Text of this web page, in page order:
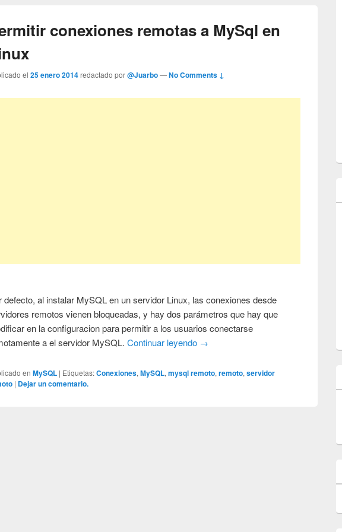
conexiones remotas a MySql en
el25 enero 2014redactado por@Juarbo—No Comments ↓
defecto, al instalar MySQL en un servidor Linux, las conexiones desde
remotos vienen bloqueadas, y hay dos parámetros que hay que
en la configuracion para permitir a los usuarios conectarse
a el servidor MySQL.Continuar leyendo →
en MySQL | Etiquetas:Conexiones,MySQL,mysql remoto,remoto,servidor
| Dejar un comentario.